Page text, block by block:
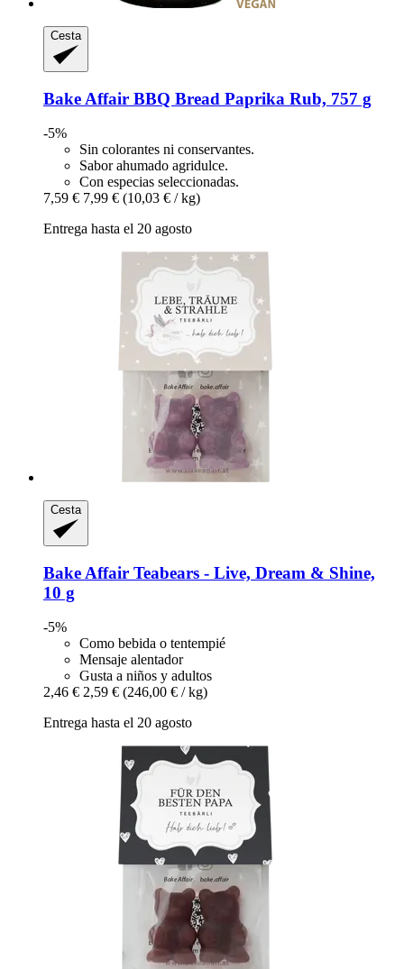
Cesta
Bake Affair BBQ Bread Paprika Rub, 757 g
-5%
Sin colorantes ni conservantes.
Sabor ahumado agridulce.
Con especias seleccionadas.
7,59 € 7,99 € (10,03 € / kg)
Entrega hasta el 20 agosto
Cesta
Bake Affair Teabears -​ Live, Dream & Shine,
10 g
-5%
Como bebida o tentempié
Mensaje alentador
Gusta a niños y adultos
2,46 € 2,59 € (246,00 € / kg)
Entrega hasta el 20 agosto